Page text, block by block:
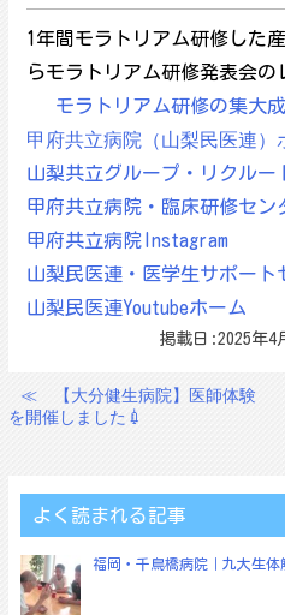
1年間モラトリアム研修した
らモラトリアム研修発表会の
モラトリアム研修の集大成
甲府共立病院（山梨民医連）
山梨共立グループ・リクルー
甲府共立病院・臨床研修セン
甲府共立病院Instagram
山梨民医連・医学生サポート
山梨民医連Youtubeホーム
掲載日:2025年4
投
ゲ
ー
シ
≪
【大分健生病院】医師体験
を開催しました💉
よく読まれる記事
福岡・千鳥橋病院｜九大生